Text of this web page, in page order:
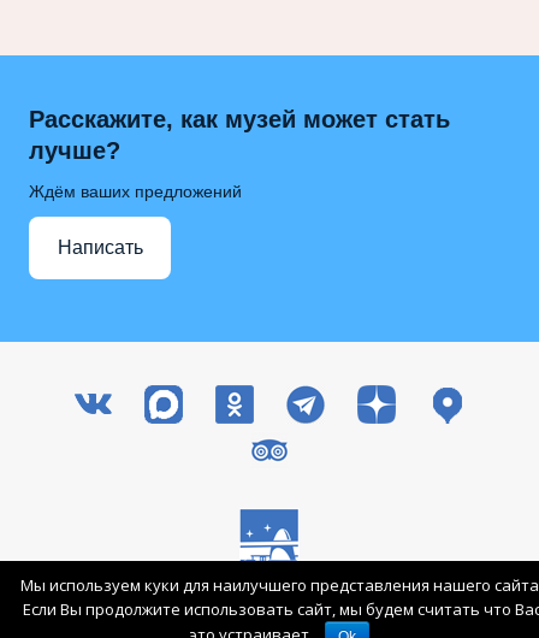
Расскажите, как музей может стать
лучше?
Ждём ваших предложений
Написать
Все права защищены © 2003-2026 ГМИК им. К.Э. Циолковского
Вход для сотрудников
Карта сайта
Мы используем куки для наилучшего представления нашего
Если Вы продолжите использовать сайт, мы будем считать что